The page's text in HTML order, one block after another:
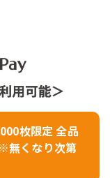
枚限定 全品
無くなり次第